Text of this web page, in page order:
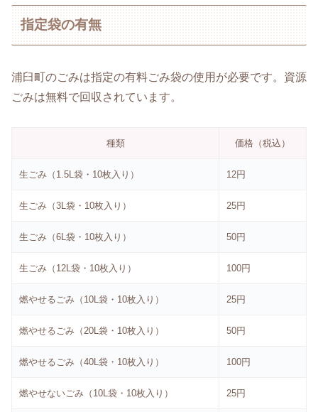
指定袋の有無
浦臼町のごみは指定の有料ごみ袋の使用が必要です。資源
ごみは無料で回収されています。
種類 価格（税込）
生ごみ（1.5L袋・10枚入り） 12円
生ごみ（3L袋・10枚入り） 25円
生ごみ（6L袋・10枚入り） 50円
生ごみ（12L袋・10枚入り） 100円
燃やせるごみ（10L袋・10枚入り） 25円
燃やせるごみ（20L袋・10枚入り） 50円
燃やせるごみ（40L袋・10枚入り） 100円
燃やせないごみ（10L袋・10枚入り） 25円